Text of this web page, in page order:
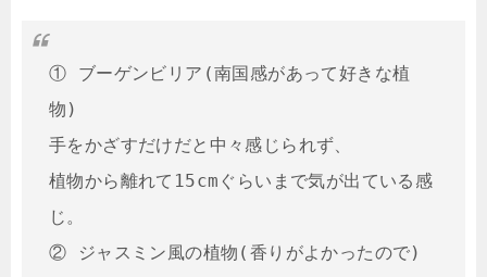
① ブーゲンビリア(南国感があって好きな植
物)
手をかざすだけだと中々感じられず、
植物から離れて15cmぐらいまで気が出ている感
じ。
② ジャスミン風の植物(香りがよかったので)